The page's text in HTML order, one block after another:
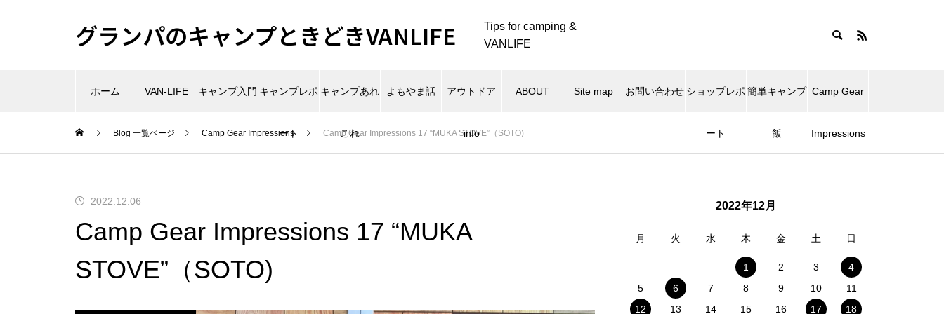
グランパのキャンプときどきVANLIFE
Tips for camping &
VANLIFE
ホーム VAN-LIFE キャンプ入門 キャンプレポ
ート
キャンプあれ
これ
よもやま話 アウトドア
info
ABOUT Site map お問い合わせ ショップレポ
ート
簡単キャンプ
飯
Camp Gear
Impressions
Blog 一覧ページ Camp Gear Impressions Camp Gear Impressions 17 “MUKA STOVE”（SOTO)
2022.12.06
Camp Gear Impressions 17 “MUKA
STOVE”（SOTO)
2022年12月
月 火 水 木 金 土 日
1 2 3
4
5
6 7 8 9 10
11
12
13 14 15 16 17 18